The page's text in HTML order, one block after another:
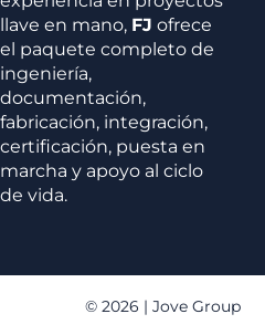
llave en mano, FJ ofrece
el paquete completo de
ingeniería,
documentación,
fabricación, integración,
certificación, puesta en
marcha y apoyo al ciclo
de vida.
© 2026 | Jove Group